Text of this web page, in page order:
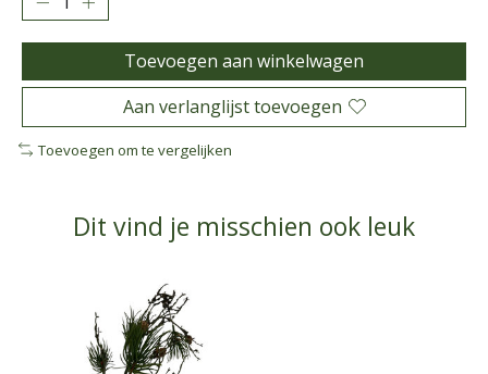
Toevoegen aan winkelwagen
Aan verlanglijst toevoegen
Toevoegen om te vergelijken
Dit vind je misschien ook leuk
Items van productcarrousel